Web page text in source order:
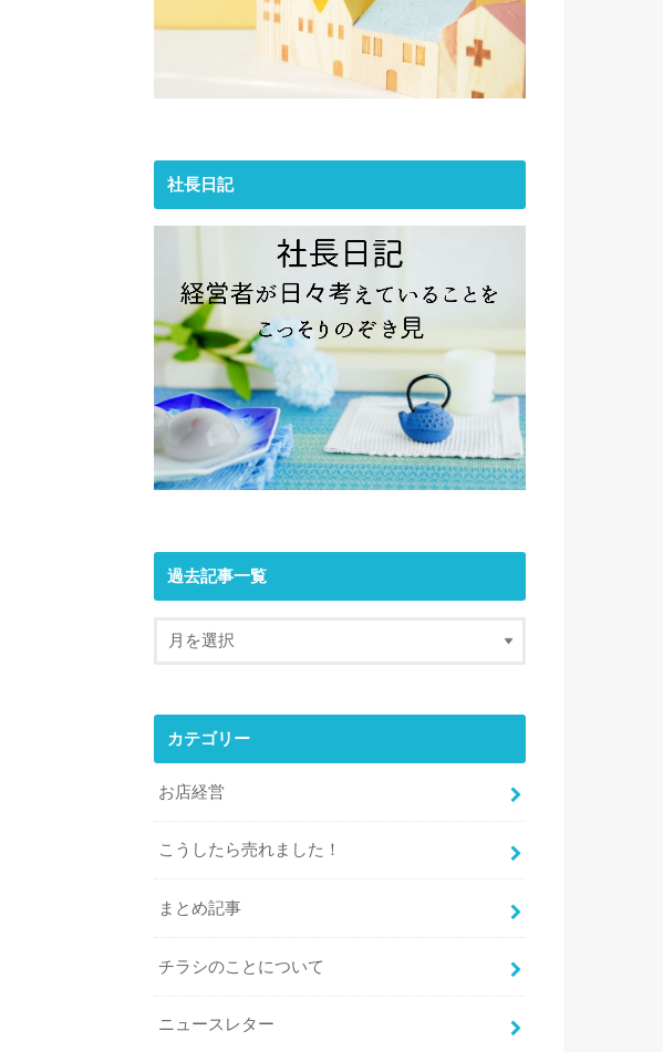
社長日記
過去記事一覧
カテゴリー
お店経営
こうしたら売れました！
まとめ記事
チラシのことについて
ニュースレター